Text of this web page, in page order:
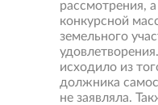
рассмотрения,
конкурсной
земельного
исходило из
должника
не заявляла.